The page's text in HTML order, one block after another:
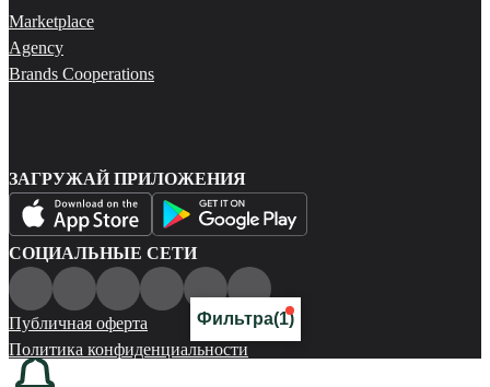
Фильтра(1)
Marketplace
Agency
Brands Cooperations
ЗАГРУЖАЙ ПРИЛОЖЕНИЯ
СОЦИАЛЬНЫЕ СЕТИ
Публичная оферта
Политика конфиденциальности
Карта сайта